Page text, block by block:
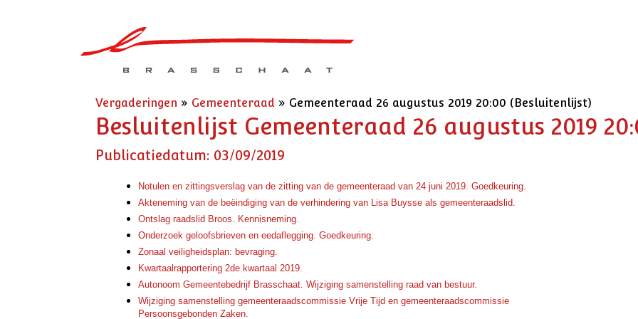
Vergaderingen » Gemeenteraad » Gemeenteraad 26 augustus 2019 20:00 (Besluitenlijst)
Besluitenlijst Gemeenteraad 26 augustus 2019
Publicatiedatum: 03/09/2019
Notulen en zittingsverslag van de zitting van de gemeenteraad van 24 juni 2019. Goedkeuring.
Akteneming van de beëindiging van de verhindering van Lisa Buysse als gemeenteraadslid.
Ontslag raadslid Broos. Kennisneming.
Onderzoek geloofsbrieven en eedaflegging. Goedkeuring.
Zonaal veiligheidsplan: bevraging.
Kwartaalrapportering 2de kwartaal 2019.
Autonoom Gemeentebedrijf Brasschaat. Wijziging samenstelling raad van bestuur.
Wijziging samenstelling gemeenteraadscommissie Vrije Tijd en gemeenteraadscommissie
Persoonsgebonden Zaken.